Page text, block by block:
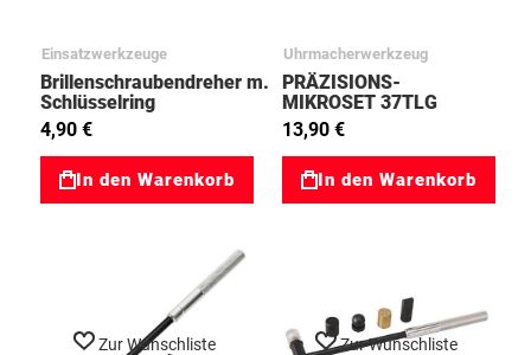
Einsatzwerkzeuge
Brillenschraubendreher m.
Schlüsselring
Kreuz/Schlitz/Steckschlüssel
99001622
4,90 €
In den Warenkorb
Uhrmacherwerkzeug
PRÄZISIONS-
MIKROSET 37TLG
magnetisch 04003048
13,90 €
In den Warenkorb
Zur Wunschliste Zur Wunschliste